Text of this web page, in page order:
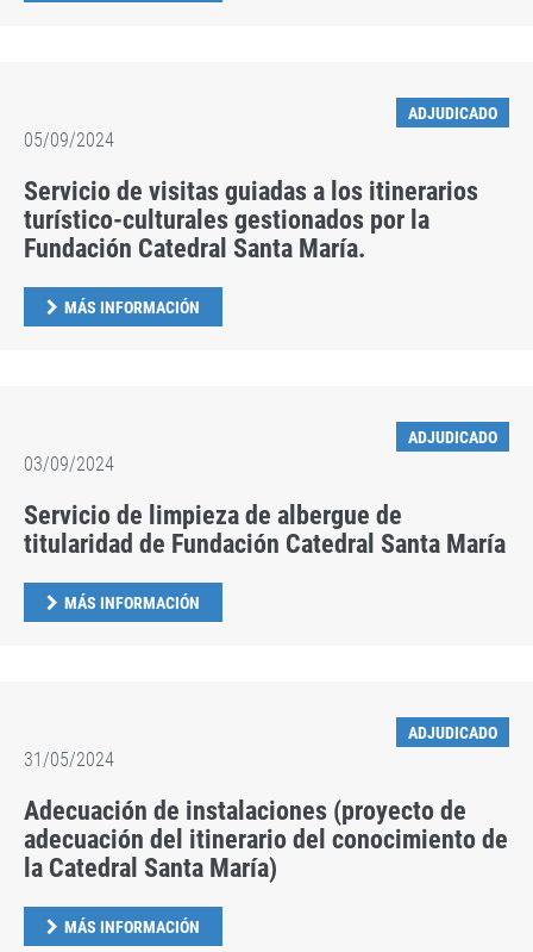
ADJUDICADO
05/09/2024
Servicio de visitas guiadas a los itinerarios
turístico-culturales gestionados por la
Fundación Catedral Santa María.
MÁS INFORMACIÓN
ADJUDICADO
03/09/2024
Servicio de limpieza de albergue de
titularidad de Fundación Catedral Santa María
MÁS INFORMACIÓN
ADJUDICADO
31/05/2024
Adecuación de instalaciones (proyecto de
adecuación del itinerario del conocimiento de
la Catedral Santa María)
MÁS INFORMACIÓN